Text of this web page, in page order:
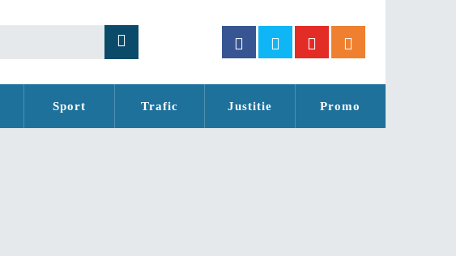
Sport Trafic Justitie Promo